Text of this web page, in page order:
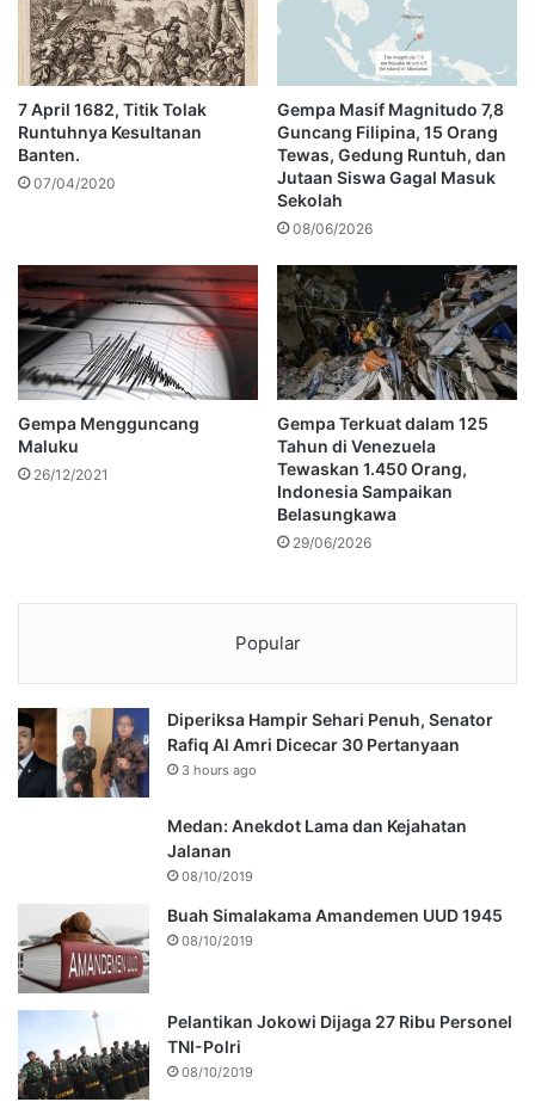
7 April 1682, Titik Tolak
Runtuhnya Kesultanan
Banten.
07/04/2020
Gempa Masif Magnitudo 7,8
Guncang Filipina, 15 Orang
Tewas, Gedung Runtuh, dan
Jutaan Siswa Gagal Masuk
Sekolah
08/06/2026
Gempa Mengguncang
Maluku
26/12/2021
Gempa Terkuat dalam 125
Tahun di Venezuela
Tewaskan 1.450 Orang,
Indonesia Sampaikan
Belasungkawa
29/06/2026
Popular
Diperiksa Hampir Sehari Penuh, Senator
Rafiq Al Amri Dicecar 30 Pertanyaan
3 hours ago
Medan: Anekdot Lama dan Kejahatan
Jalanan
08/10/2019
Buah Simalakama Amandemen UUD 1945
08/10/2019
Pelantikan Jokowi Dijaga 27 Ribu Personel
TNI-Polri
08/10/2019